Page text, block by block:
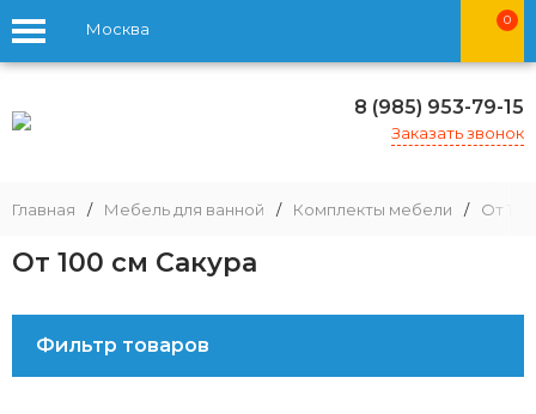
Москва 0
8 (985) 953-79-15
Заказать звонок
Главная / Мебель для ванной / Комплекты мебели / От
От 100 см Сакура
Фильтр товаров